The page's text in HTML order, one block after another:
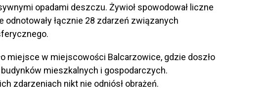
opadami deszczu. Żywioł spowodował liczne
odnotowały łącznie 28 zdarzeń związanych
miejsce w miejscowości Balcarzowice, gdzie doszło
mieszkalnych i gospodarczych.
zdarzeniach nikt nie odniósł obrażeń.